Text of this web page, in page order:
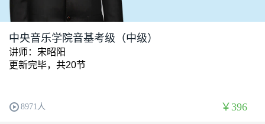
中央音乐学院音基考级（中级）
讲师：宋昭阳
更新完毕，共20节
8971人 ￥396